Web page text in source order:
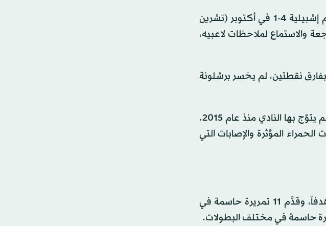
ورغم الانتقادات التي تعرض لها أسلوب برشلونة الهجومي؛ خصوصاً بعد الخسارة الثقيلة أمام إشبيلية 4-1 في أكتوبر (تشرين
والاستماع لملاحظات لاعبيه،
ريال مدريد بفارق نقطتين، لم يخسر برشلونة
ورغم هذا النجاح، بقي دوري أبطال أوروبا الهدف الأكبر بالنسبة لبرشلونة، وهي البطولة التي لم يتوَّج بها النادي منذ عام 2015.
المؤثرة والإصابات التي
فالموهوب الشاب، البالغ من العمر 18 عاماً، قدَّم أفضل مواسمه حتى الآن، بعدما سجل 16 هدفاً، وقدَّم 11 تمريرة حاسمة في